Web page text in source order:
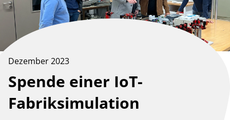
Dezember 2023
Spende einer IoT-
Fabriksimulation